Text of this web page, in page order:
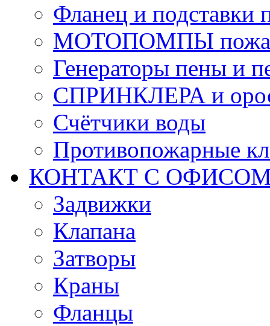
Фланец и подставки
МОТОПОМПЫ
Генераторы пены и
СПРИНКЛЕРА и
Счётчики воды
Противопожарные
КОНТАКТ С ОФИСОМ
Задвижки
Клапана
Затворы
Краны
Фланцы